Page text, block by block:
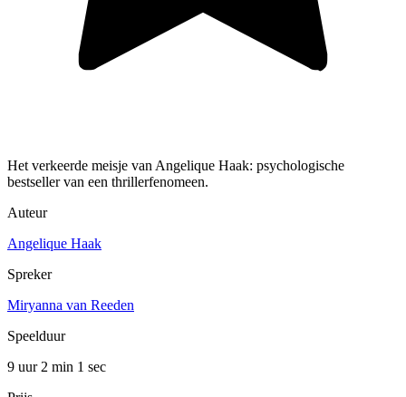
Het verkeerde meisje van Angelique Haak: psychologische
bestseller van een thrillerfenomeen.
Auteur
Angelique Haak
Spreker
Miryanna van Reeden
Speelduur
9 uur 2 min 1 sec